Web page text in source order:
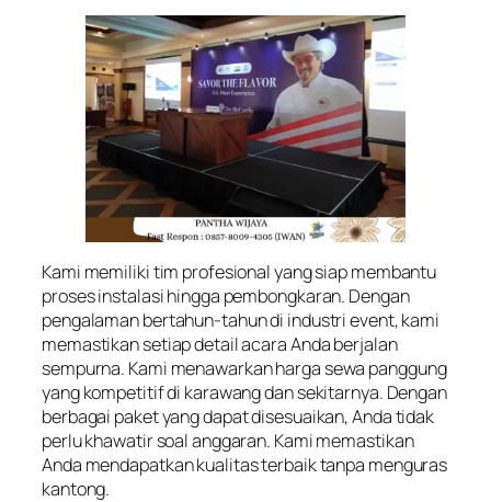
Kami memiliki tim profesional yang siap membantu
proses instalasi hingga pembongkaran. Dengan
pengalaman bertahun-tahun di industri event, kami
memastikan setiap detail acara Anda berjalan
sempurna. Kami menawarkan harga sewa panggung
yang kompetitif di karawang dan sekitarnya. Dengan
berbagai paket yang dapat disesuaikan, Anda tidak
perlu khawatir soal anggaran. Kami memastikan
Anda mendapatkan kualitas terbaik tanpa menguras
kantong.